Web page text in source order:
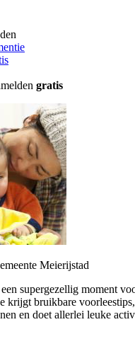
gratis
Meierijstad
supergezellig moment
krijgt bruikbare
en doet allerlei leuke